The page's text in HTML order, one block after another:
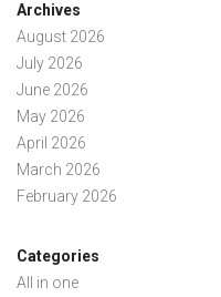
Archives
August 2026
July 2026
June 2026
May 2026
April 2026
March 2026
February 2026
Categories
All in one